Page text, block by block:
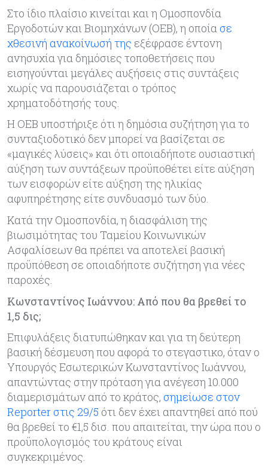
Στο ίδιο πλαίσιο κινείται και η Ομοσπονδία
Εργοδοτών και Βιομηχάνων (ΟΕΒ), η οποία σε
χθεσινή ανακοίνωσή της εξέφρασε έντονη
ανησυχία για δημόσιες τοποθετήσεις που
εισηγούνται μεγάλες αυξήσεις στις συντάξεις
χωρίς να παρουσιάζεται ο τρόπος
χρηματοδότησής τους.
Η ΟΕΒ υποστήριξε ότι η δημόσια συζήτηση για το
συνταξιοδοτικό δεν μπορεί να βασίζεται σε
«μαγικές λύσεις» και ότι οποιαδήποτε ουσιαστική
αύξηση των συντάξεων προϋποθέτει είτε αύξηση
των εισφορών είτε αύξηση της ηλικίας
αφυπηρέτησης είτε συνδυασμό των δύο.
Κατά την Ομοσπονδία, η διασφάλιση της
βιωσιμότητας του Ταμείου Κοινωνικών
Ασφαλίσεων θα πρέπει να αποτελεί βασική
προϋπόθεση σε οποιαδήποτε συζήτηση για νέες
παροχές.
Κωνσταντίνος Ιωάννου: Από που θα βρεθεί το
1,5 δις;
Επιφυλάξεις διατυπώθηκαν και για τη δεύτερη
βασική δέσμευση που αφορά το στεγαστικο, όταν ο
Υπουργός Εσωτερικών Κωνσταντίνος Ιωάννου,
απαντώντας στην πρόταση για ανέγεση 10.000
διαμερισμάτων από το κράτος, σημείωσε στον
Reporter στις 29/5 ότι δεν έχει απαντηθεί από πού
θα βρεθεί το €1,5 δισ. που απαιτείται, την ώρα που ο
προϋπολογισμός του κράτους είναι
συγκεκριμένος.